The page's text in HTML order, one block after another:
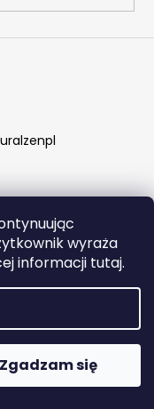
wyraża
informacji tutaj.
Zgadzam się
prawa
plików cookie